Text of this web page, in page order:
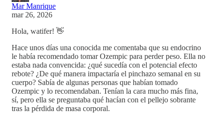
Mar Manrique
mar 26, 2026
Hola, watifer! 👋
Hace unos días una conocida me comentaba que su endocrino
le había recomendado tomar Ozempic para perder peso. Ella no
estaba nada convencida: ¿qué sucedía con el potencial efecto
rebote? ¿De qué manera impactaría el pinchazo semanal en su
cuerpo? Sabía de algunas personas que habían tomado
Ozempic y lo recomendaban. Tenían la cara mucho más fina,
sí, pero ella se preguntaba qué hacían con el pellejo sobrante
tras la pérdida de masa corporal.